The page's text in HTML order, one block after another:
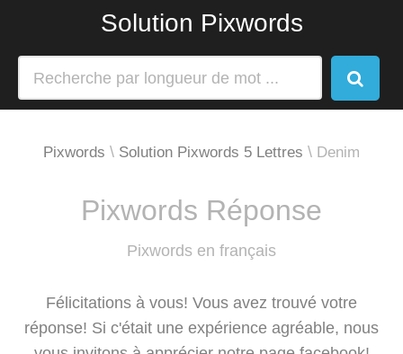
Solution Pixwords
Pixwords Solution Pixwords 5 Lettres Denim
Pixwords Réponse
Pixwords en français
Félicitations à vous! Vous avez trouvé votre
réponse! Si c'était une expérience agréable, nous